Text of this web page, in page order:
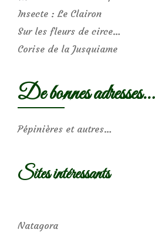
Insecte : Le Clairon
Sur les fleurs de circe…
Corise de la Jusquiame
De bonnes adresses…
Pépinières et autres…
Sites intéressants
Natagora